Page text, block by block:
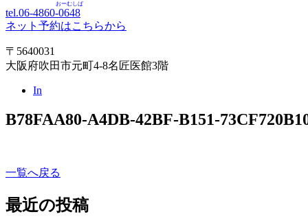
tel.06-4860-0648
おーむしば
ネット予約はこちらから
〒5640031
大阪府吹田市元町4-8名匠医館3階
In
B78FAA80-A4DB-42BF-B151-
一覧へ戻る
最近の投稿